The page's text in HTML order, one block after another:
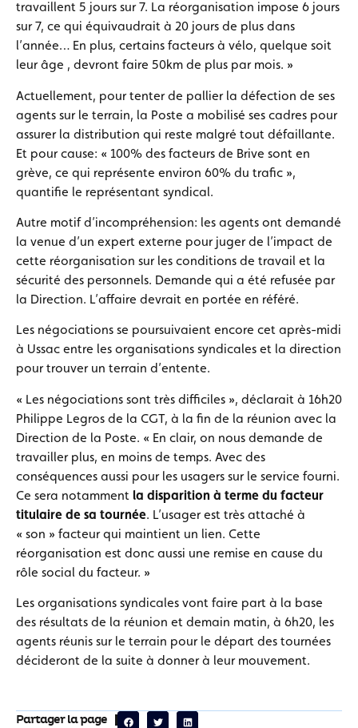
travaillent 5 jours sur 7. La réorganisation impose 6 jours
sur 7, ce qui équivaudrait à 20 jours de plus dans
l’année… En plus, certains facteurs à vélo, quelque soit
leur âge , devront faire 50km de plus par mois. »
Actuellement, pour tenter de pallier la défection de ses
agents sur le terrain, la Poste a mobilisé ses cadres pour
assurer la distribution qui reste malgré tout défaillante.
Et pour cause: « 100% des facteurs de Brive sont en
grève, ce qui représente environ 60% du trafic »,
quantifie le représentant syndical.
Autre motif d’incompréhension: les agents ont demandé
la venue d’un expert externe pour juger de l’impact de
cette réorganisation sur les conditions de travail et la
sécurité des personnels. Demande qui a été refusée par
la Direction. L’affaire devrait en portée en référé.
Les négociations se poursuivaient encore cet après-midi
à Ussac entre les organisations syndicales et la direction
pour trouver un terrain d’entente.
« Les négociations sont très difficiles », déclarait à 16h20
Philippe Legros de la CGT, à la fin de la réunion avec la
Direction de la Poste. « En clair, on nous demande de
travailler plus, en moins de temps. Avec des
conséquences aussi pour les usagers sur le service fourni.
Ce sera notamment la disparition à terme du facteur
titulaire de sa tournée. L’usager est très attaché à
« son » facteur qui maintient un lien. Cette
réorganisation est donc aussi une remise en cause du
rôle social du facteur. »
Les organisations syndicales vont faire part à la base
des résultats de la réunion et demain matin, à 6h20, les
agents réunis sur le terrain pour le départ des tournées
décideront de la suite à donner à leur mouvement.
Partager la page